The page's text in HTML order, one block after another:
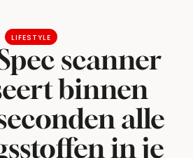
LIFESTYLE
scanner
binnen
alle
in je